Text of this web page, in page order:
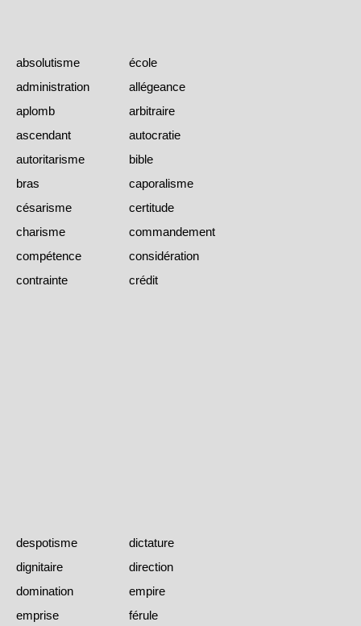
absolutisme
école
administration
allégeance
aplomb
arbitraire
ascendant
autocratie
autoritarisme
bible
bras
caporalisme
césarisme
certitude
charisme
commandement
compétence
considération
contrainte
crédit
despotisme
dictature
dignitaire
direction
domination
empire
emprise
férule